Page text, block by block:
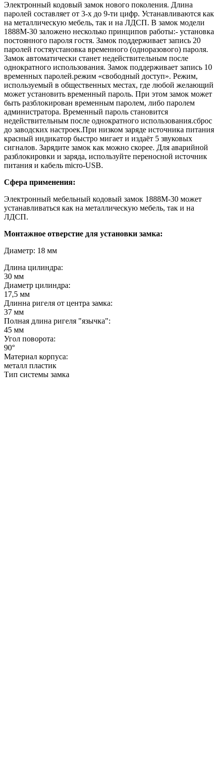
Электронный кодовый замок нового поколения. Длина
паролей составляет от 3-х до 9-ти цифр. Устанавливаются как
на металлическую мебель, так и на ЛДСП. В замок модели
1888M-30 заложено несколько принципов работы:- установка
постоянного пароля гостя. Замок поддерживает запись 20
паролей гостяустановка временного (одноразового) пароля.
Замок автоматически станет недействительным после
однократного использования. Замок поддерживает запись 10
временных паролей.режим «свободный доступ». Режим,
используемый в общественных местах, где любой желающий
может установить временный пароль. При этом замок может
быть разблокирован временным паролем, либо паролем
администратора. Временный пароль становится
недействительным после однократного использования.сброс
до заводских настроек.При низком заряде источника питания
красный индикатор быстро мигает и издаёт 5 звуковых
сигналов. Зарядите замок как можно скорее. Для аварийной
разблокировки и заряда, используйте переносной источник
питания и кабель micro-USB.
Сфера применения:
Электронный мебельный кодовый замок 1888M-30 может
устанавливаться как на металлическую мебель, так и на
ЛДСП.
Монтажное отверстие для установки замка:
Диаметр: 18 мм
Длина цилиндра:
30 мм
Диаметр цилиндра:
17,5 мм
Длинна ригеля от центра замка:
37 мм
Полная длина ригеля "язычка":
45 мм
Угол поворота:
90°
Материал корпуса:
металл пластик
Тип системы замка